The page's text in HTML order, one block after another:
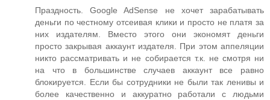
Праздность. Google AdSense не хочет зарабатывать
деньги по честному отсеивая клики и просто не платя за
них издателям. Вместо этого они экономят деньги
просто закрывая аккаунт издателя. При этом аппеляции
никто рассматривать и не собирается т.к. не смотря ни
на что в большинстве случаев аккаунт все равно
блокируется. Если бы сотрудники не были так ленивы и
более качественно и аккуратно работали с людьми